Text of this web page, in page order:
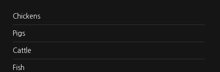
Chickens
Pigs
Cattle
Fish